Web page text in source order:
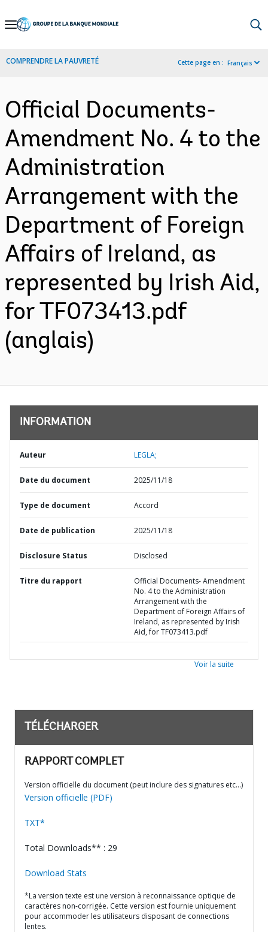
Skip
Navigation
COMPRENDRE LA PAUVRETÉ Cette page en : Français
Official Documents-
Amendment No. 4 to the
Administration
Arrangement with the
Department of Foreign
Affairs of Ireland, as
represented by Irish Aid,
for TF073413.pdf
(anglais)
INFORMATION
Auteur LEGLA;
Date du document 2025/11/18
Type de document Accord
Date de publication 2025/11/18
Disclosure Status Disclosed
Titre du rapport
Official Documents- Amendment
No. 4 to the Administration
Arrangement with the
Department of Foreign Affairs of
Ireland, as represented by Irish
Aid, for TF073413.pdf
Voir la suite
TÉLÉCHARGER
RAPPORT COMPLET
Version officielle du document (peut inclure des signatures etc…)
Version officielle (PDF)
TXT*
Total Downloads** : 29
Download Stats
*La version texte est une version à reconnaissance optique de
caractères non-corrigée. Cette version est fournie uniquement
pour accommoder les utilisateurs disposant de connections
lentes.